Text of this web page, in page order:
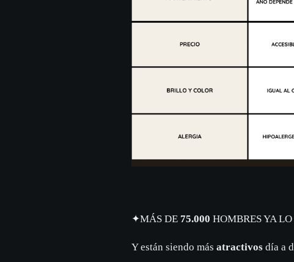
✦MÁS DE 75.000 HOMBRES YA
Y están siendo más atractivos día a